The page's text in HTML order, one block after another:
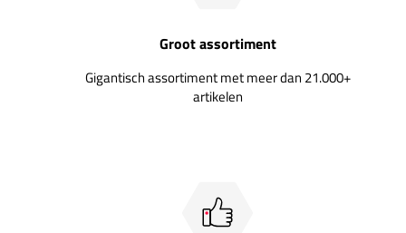
Groot assortiment
Gigantisch assortiment met meer dan 21.000+
artikelen